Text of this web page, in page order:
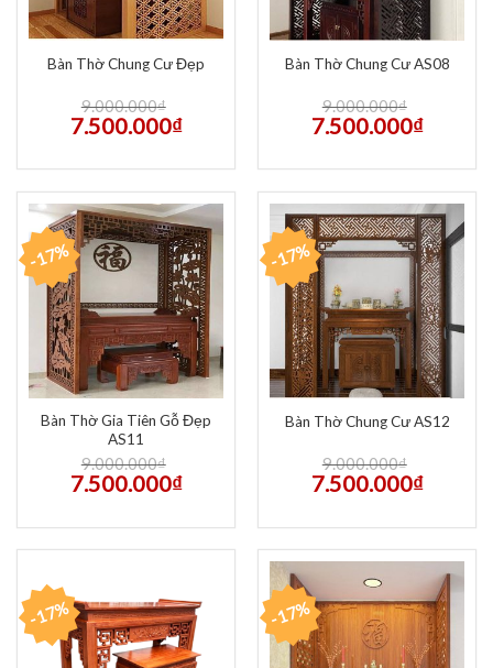
Bàn Thờ Chung Cư Đẹp
9.000.000₫
7.500.000₫
Bàn Thờ Chung Cư AS08
9.000.000₫
7.500.000₫
-17%
Bàn Thờ Gia Tiên Gỗ Đẹp
AS11
9.000.000₫
7.500.000₫
-17%
Bàn Thờ Chung Cư AS12
9.000.000₫
7.500.000₫
-17% -17%